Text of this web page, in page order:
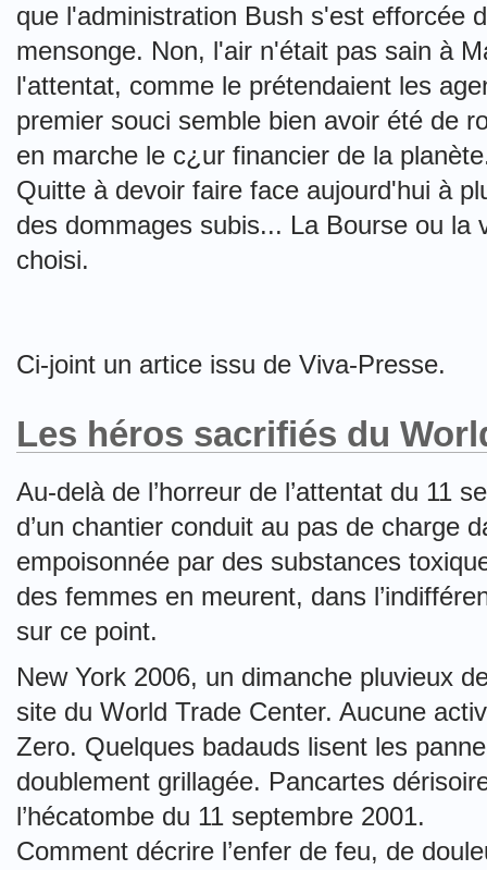
que l'administration Bush s'est efforcée
mensonge. Non, l'air n'était pas sain à
l'attentat, comme le prétendaient les
premier souci semble bien avoir été de
en marche le c¿ur financier de la
Quitte à devoir faire face aujourd'hui à
des dommages subis... La Bourse ou la
choisi.
Ci-joint un artice issu de Viva-Presse.
Les héros sacrifiés du
Au-delà de l’horreur de l’attentat du 11
d’un chantier conduit au pas de charge
empoisonnée par des substances
des femmes en meurent, dans
sur ce point.
New York 2006, un dimanche pluvieux
site du World Trade Center. Aucune
Zero. Quelques badauds lisent les
doublement grillagée. Pancartes
l’hécatombe du 11 septembre 2001.
Comment décrire l’enfer de feu, de